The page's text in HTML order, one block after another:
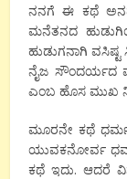
ನನಗೆ ಈ ಕಥೆ
ಮನೆತನದ
ಹುಡುಗನಾಗಿ
ನೈಜ ಸೌಂದರ್ಯದ
ಎಂಬ ಹೊಸ ಮುಖ
ಮೂರನೇ ಕಥೆ
ಯುವಕನೋರ್ವ
ಕಥೆ ಇದು. ಆದರೆ